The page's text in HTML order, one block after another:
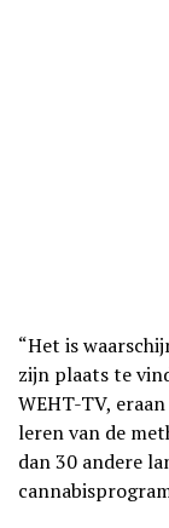
“Het is
zijn plaats te
WEHT-TV,
leren van de
dan 30 andere